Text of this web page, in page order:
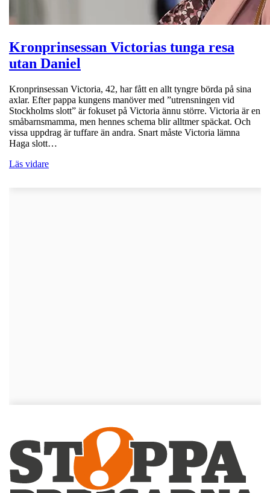
Kronprinsessan Victorias tunga resa
utan Daniel
Kronprinsessan Victoria, 42, har fått en allt tyngre börda på sina
axlar. Efter pappa kungens manöver med ”utrensningen vid
Stockholms slott” är fokuset på Victoria ännu större. Victoria är en
småbarnsmamma, men hennes schema blir alltmer späckat. Och
vissa uppdrag är tuffare än andra. Snart måste Victoria lämna
Haga slott…
Läs vidare